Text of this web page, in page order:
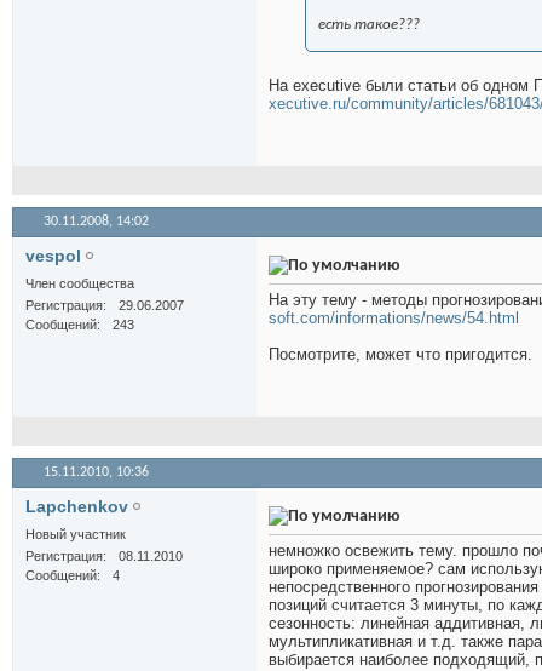
есть такое???
На executive были статьи об одном
xecutive.ru/community/articles/
30.11.2008, 14:02
vespol
Член сообщества
Регистрация
29.06.2007
Сообщений
243
На эту тему - методы
soft.com/informations/news/54.html
Посмотрите, может что пригодится.
15.11.2010, 10:36
Lapchenkov
Новый участник
Регистрация
08.11.2010
Сообщений
4
немножко освежить тему. прошло
широко применяемое? сам
непосредственного
позиций считается 3 минуты, по
сезонность: линейная аддитивная,
мультипликативная и т.д. также
выбирается наиболее подходящий,